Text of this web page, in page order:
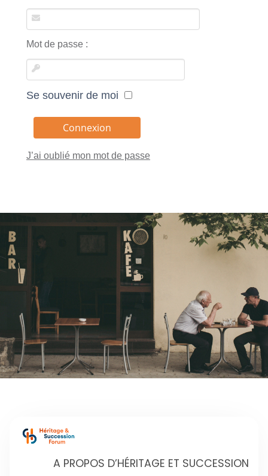
Mot de passe :
Se souvenir de moi
J’ai oublié mon mot de passe
A PROPOS D’HÉRITAGE ET SUCCESSION